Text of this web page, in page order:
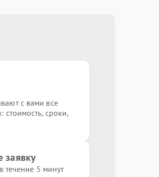
с вами все
стоимость, сроки,
заявку
течение 5 минут